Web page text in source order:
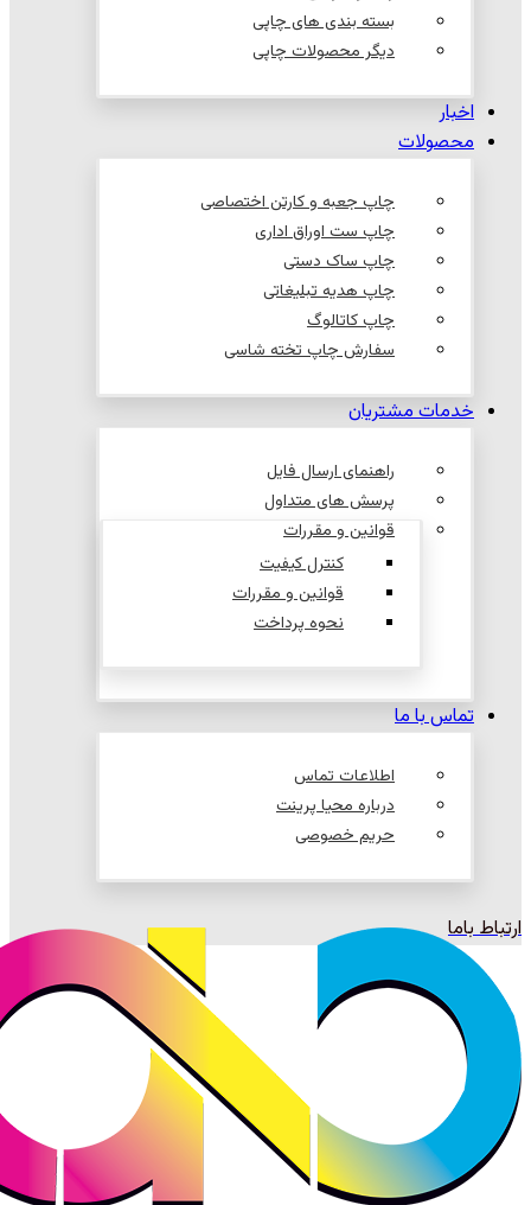
بسته بندی های چاپی
دیگر محصولات چاپی
اخبار
محصولات
چاپ جعبه و کارتن اختصاصی
چاپ ست اوراق اداری
چاپ ساک دستی
چاپ هدیه تبلیغاتی
چاپ کاتالوگ
سفارش چاپ تخته شاسی
خدمات مشتریان
راهنمای ارسال فایل
پرسش های متداول
قوانین و مقررات
کنترل کیفیت
قوانین و مقررات
نحوه پرداخت
تماس با ما
اطلاعات تماس
درباره محیا پرینت
حریم خصوصی
ارتباط باما